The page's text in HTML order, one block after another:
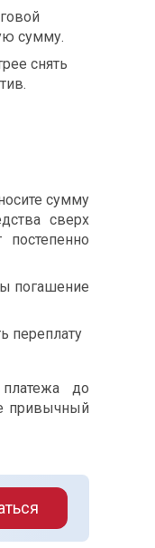
сумму.
снять
сумму
сверх
погашение
переплату
до
привычный